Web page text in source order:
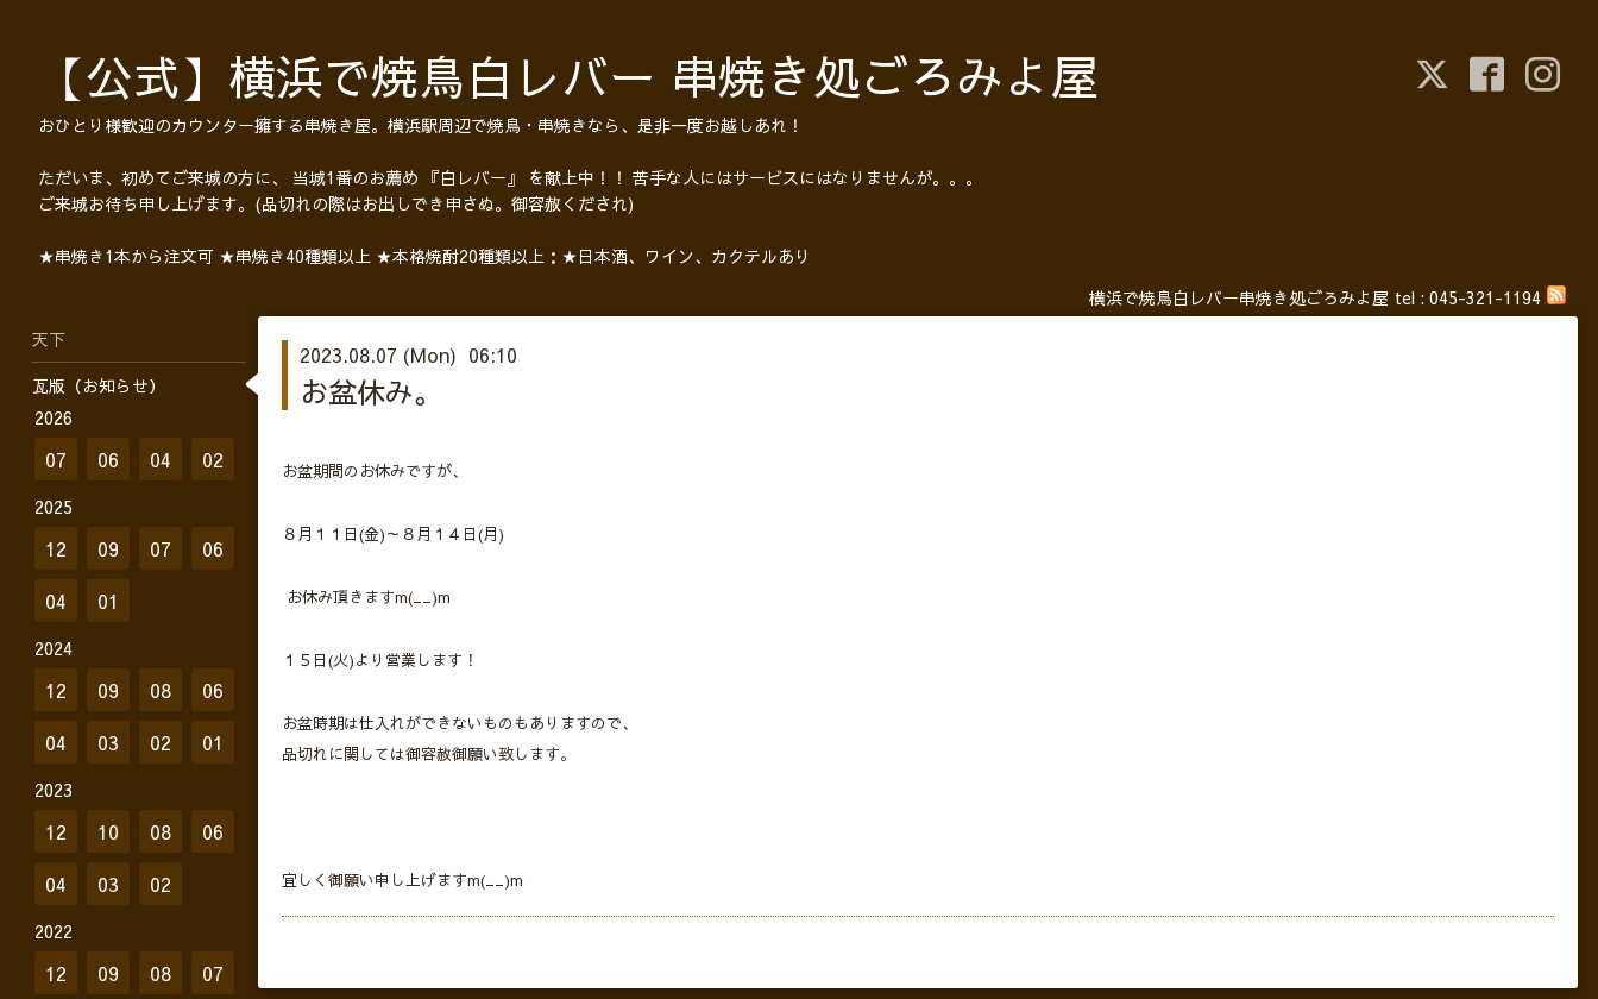
【公式】横浜で焼鳥白レバー 串焼き処ごろみよ屋
おひとり様歓迎のカウンター擁する串焼き屋。横浜駅周辺で焼鳥・串焼きなら、是非一度お越しあれ！
ただいま、初めてご来城の方に、 当城1番のお薦め 『白レバー』 を献上中！！ 苦手な人にはサービスにはなりませんが。。。
ご来城お待ち申し上げます。(品切れの際はお出しでき申さぬ。御容赦くだされ)
★串焼き1本から注文可 ★串焼き40種類以上 ★本格焼酎20種類以上：★日本酒、ワイン、カクテルあり
横浜で焼鳥白レバー串焼き処ごろみよ屋 tel : 045-321-1194
2023.08.07 (Mon) 06:10
お盆休み。
お盆期間のお休みですが、
８月１１日(金)～８月１４日(月)
お休み頂きますm(__)m
１５日(火)より営業します！
お盆時期は仕入れができないものもありますので、
品切れに関しては御容赦御願い致します。
宜しく御願い申し上げますm(__)m
天下
瓦版（お知らせ）
2026
07 06 04 02
2025
12 09 07
06
04
01
2024
12 09 08
06
04
03 02 01
2023
12 10 08
06
04
03 02
2022
12 09 08
07